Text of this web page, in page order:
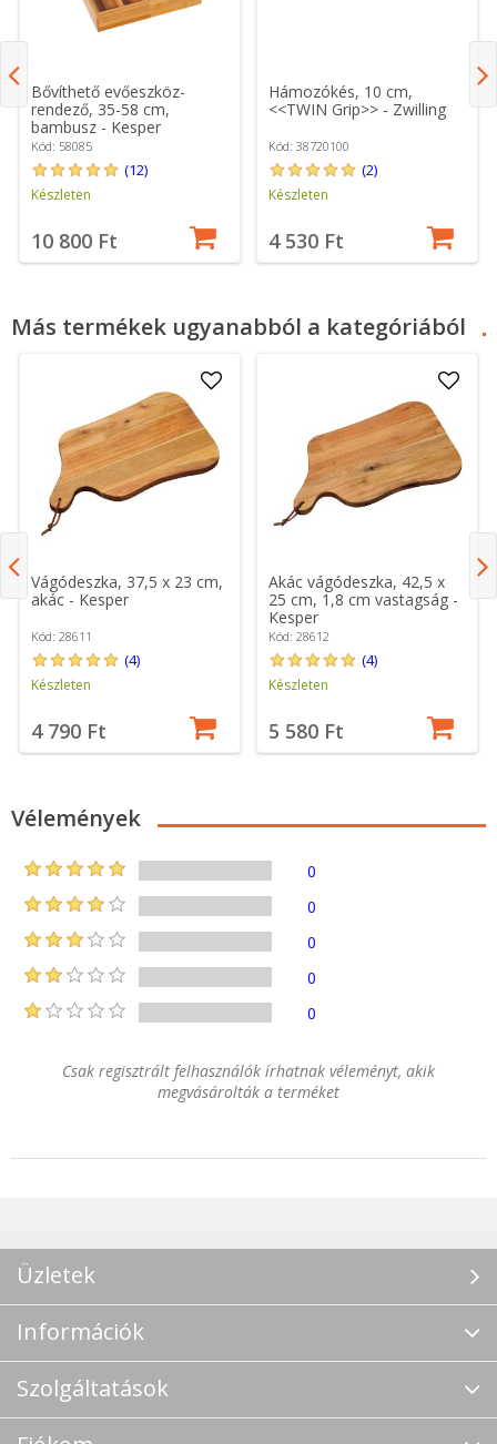
Bővíthető evőeszköz-
rendező, 35-58 cm,
bambusz - Kesper
Kód: 58085
(12)
Készleten
10 800 Ft
Hámozókés, 10 cm,
<<TWIN Grip>> - Zwilling
Kód: 38720100
(2)
Készleten
4 530 Ft
Más termékek ugyanabból a kategóriából
Vágódeszka, 37,5 x 23 cm,
akác - Kesper
Kód: 28611
(4)
Készleten
4 790 Ft
Akác vágódeszka, 42,5 x
25 cm, 1,8 cm vastagság -
Kesper
Kód: 28612
(4)
Készleten
5 580 Ft
Vélemények
0
0
0
0
0
Csak regisztrált felhasználók írhatnak véleményt, akik
megvásárolták a terméket
Üzletek
Információk
Szolgáltatások